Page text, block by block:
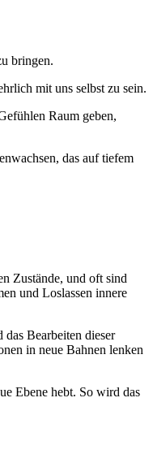
bringen.
mit uns selbst zu sein.
Raum geben,
das auf tiefem
Zustände, und oft sind
und Loslassen innere
Bearbeiten dieser
in neue Bahnen lenken
Ebene hebt. So wird das